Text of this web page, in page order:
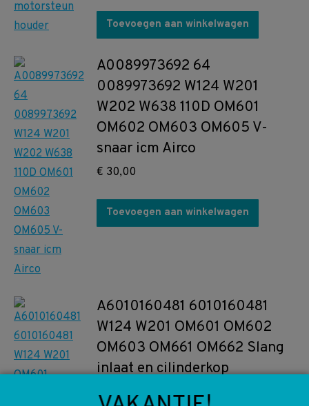
Toevoegen aan winkelwagen
A0089973692 64
0089973692 W124 W201
W202 W638 110D OM601
OM602 OM603 OM605 V-
snaar icm Airco
€ 30,00
Toevoegen aan winkelwagen
A6010160481 6010160481
W124 W201 OM601 OM602
OM603 OM661 OM662 Slang
inlaat en cilinderkop
€ 12,50